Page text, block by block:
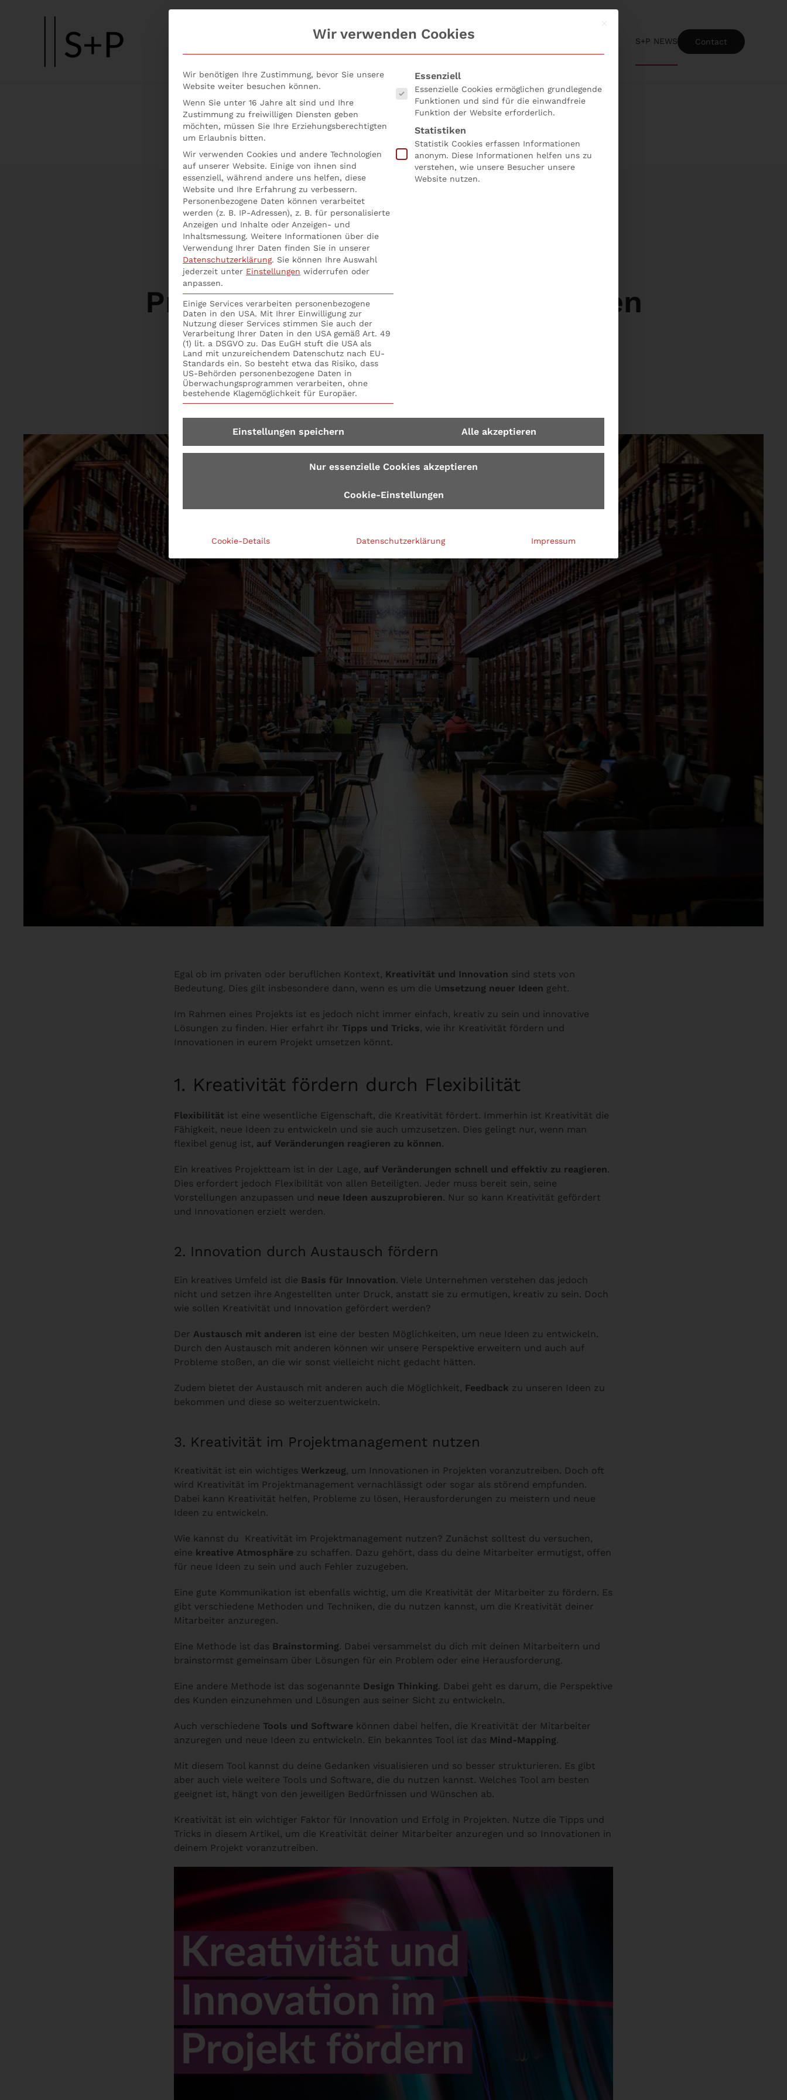
Skip to main content
S+P NEWS Contact
Kreative Methoden im
Projektmanagement: Anregungen
für Ihren Erfolg.
S+P Seminare
Egal ob im privaten oder beruflichen Kontext, Kreativität und Innovation sind stets von
Bedeutung. Dies gilt insbesondere dann, wenn es um die Umsetzung neuer Ideen geht.
Im Rahmen eines Projekts ist es jedoch nicht immer einfach, kreativ zu sein und innovative
Lösungen zu finden. Hier erfahrt ihr Tipps und Tricks, wie ihr Kreativität fördern und
Innovationen in eurem Projekt umsetzen könnt.
1. Kreativität fördern durch Flexibilität
Flexibilität ist eine wesentliche Eigenschaft, die Kreativität fördert. Immerhin ist Kreativität die
Fähigkeit, neue Ideen zu entwickeln und sie auch umzusetzen. Dies gelingt nur, wenn man
flexibel genug ist, auf Veränderungen reagieren zu können.
Ein kreatives Projektteam ist in der Lage, auf Veränderungen schnell und effektiv zu reagieren.
Dies erfordert jedoch Flexibilität von allen Beteiligten. Jeder muss bereit sein, seine
Vorstellungen anzupassen und neue Ideen auszuprobieren. Nur so kann Kreativität gefördert
und Innovationen erzielt werden.
2. Innovation durch Austausch fördern
Ein kreatives Umfeld ist die Basis für Innovation. Viele Unternehmen verstehen das jedoch
nicht und setzen ihre Angestellten unter Druck, anstatt sie zu ermutigen, kreativ zu sein. Doch
wie sollen Kreativität und Innovation gefördert werden?
Der Austausch mit anderen ist eine der besten Möglichkeiten, um neue Ideen zu entwickeln.
Durch den Austausch mit anderen können wir unsere Perspektive erweitern und auch auf
Probleme stoßen, an die wir sonst vielleicht nicht gedacht hätten.
Zudem bietet der Austausch mit anderen auch die Möglichkeit, Feedback zu unseren Ideen zu
bekommen und diese so weiterzuentwickeln.
3. Kreativität im Projektmanagement nutzen
Kreativität ist ein wichtiges Werkzeug, um Innovationen in Projekten voranzutreiben. Doch oft
wird Kreativität im Projektmanagement vernachlässigt oder sogar als störend empfunden.
Dabei kann Kreativität helfen, Probleme zu lösen, Herausforderungen zu meistern und neue
Ideen zu entwickeln.
Wie kannst du Kreativität im Projektmanagement nutzen? Zunächst solltest du versuchen,
eine kreative Atmosphäre zu schaffen. Dazu gehört, dass du deine Mitarbeiter ermutigst, offen
für neue Ideen zu sein und auch Fehler zuzugeben.
Eine gute Kommunikation ist ebenfalls wichtig, um die Kreativität der Mitarbeiter zu fördern. Es
gibt verschiedene Methoden und Techniken, die du nutzen kannst, um die Kreativität deiner
Mitarbeiter anzuregen.
Eine Methode ist das Brainstorming. Dabei versammelst du dich mit deinen Mitarbeitern und
brainstormst gemeinsam über Lösungen für ein Problem oder eine Herausforderung.
Eine andere Methode ist das sogenannte Design Thinking. Dabei geht es darum, die Perspektive
des Kunden einzunehmen und Lösungen aus seiner Sicht zu entwickeln.
Auch verschiedene Tools und Software können dabei helfen, die Kreativität der Mitarbeiter
anzuregen und neue Ideen zu entwickeln. Ein bekanntes Tool ist das Mind-Mapping.
Mit diesem Tool kannst du deine Gedanken visualisieren und so besser strukturieren. Es gibt
aber auch viele weitere Tools und Software, die du nutzen kannst. Welches Tool am besten
geeignet ist, hängt von den jeweiligen Bedürfnissen und Wünschen ab.
Kreativität ist ein wichtiger Faktor für Innovation und Erfolg in Projekten. Nutze die Tipps und
Tricks in diesem Artikel, um die Kreativität deiner Mitarbeiter anzuregen und so Innovationen in
deinem Projekt voranzutreiben.
Mit diesem Button wird der Dialog
Wir verwenden Cookies
Wir benötigen Ihre Zustimmung, bevor Sie unsere
Website weiter besuchen können.
Wenn Sie unter 16 Jahre alt sind und Ihre
Zustimmung zu freiwilligen Diensten geben
möchten, müssen Sie Ihre Erziehungsberechtigten
um Erlaubnis bitten.
Wir verwenden Cookies und andere Technologien
auf unserer Website. Einige von ihnen sind
essenziell, während andere uns helfen, diese
Website und Ihre Erfahrung zu verbessern.
Personenbezogene Daten können verarbeitet
werden (z. B. IP-Adressen), z. B. für personalisierte
Anzeigen und Inhalte oder Anzeigen- und
Inhaltsmessung. Weitere Informationen über die
Verwendung Ihrer Daten finden Sie in unserer
Datenschutzerklärung. Sie können Ihre Auswahl
jederzeit unter Einstellungen widerrufen oder
anpassen.
Einige Services verarbeiten personenbezogene
Daten in den USA. Mit Ihrer Einwilligung zur
Nutzung dieser Services stimmen Sie auch der
Verarbeitung Ihrer Daten in den USA gemäß Art. 49
(1) lit. a DSGVO zu. Das EuGH stuft die USA als
Land mit unzureichendem Datenschutz nach EU-
Standards ein. So besteht etwa das Risiko, dass
US-Behörden personenbezogene Daten in
Überwachungsprogrammen verarbeiten, ohne
bestehende Klagemöglichkeit für Europäer.
Es folgt eine Liste der Service-Gruppen, für die eine Einwilligung erteilt werden
Essenziell
Essenzielle Cookies ermöglichen grundlegende
Funktionen und sind für die einwandfreie
Funktion der Website erforderlich.
Statistiken
Statistik Cookies erfassen Informationen
anonym. Diese Informationen helfen uns zu
verstehen, wie unsere Besucher unsere
Website nutzen.
Einstellungen speichern Alle akzeptieren
Nur essenzielle Cookies akzeptieren
Cookie-Einstellungen
Cookie-Details Datenschutzerklärung Impressum